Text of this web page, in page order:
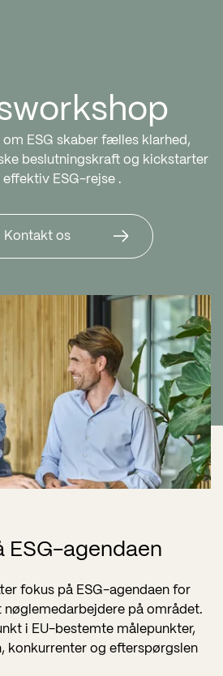
om ESG skaber fælles klarhed,
beslutningskraft og kickstarter
ESG-rejse .
Kontakt os
agendaen
fokus på ESG-agendaen for
nøglemedarbejdere på området.
i EU-bestemte målepunkter,
konkurrenter og efterspørgslen